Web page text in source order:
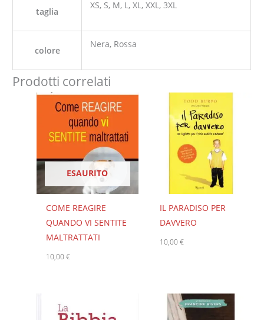
taglia
XS, S, M, L, XL, XXL, 3XL
colore
Nera, Rossa
Prodotti correlati
ESAURITO
COME REAGIRE
QUANDO VI SENTITE
MALTRATTATI
10,00€
IL PARADISO PER
DAVVERO
10,00€